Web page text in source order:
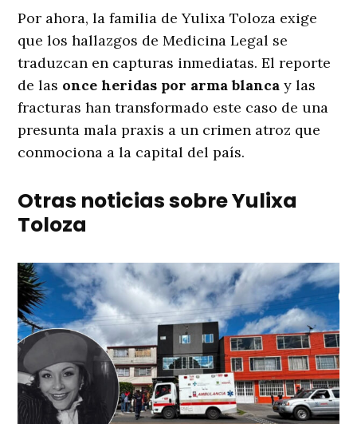
Por ahora, la familia de Yulixa Toloza exige
que los hallazgos de Medicina Legal se
traduzcan en capturas inmediatas. El reporte
de las once heridas por arma blanca y las
fracturas han transformado este caso de una
presunta mala praxis a un crimen atroz que
conmociona a la capital del país.
Otras noticias sobre Yulixa
Toloza